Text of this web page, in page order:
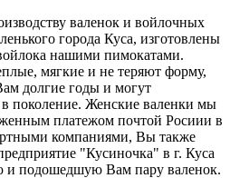
валенок и войлочных
города Куса, изготовлены
нашими пимокатами.
мягкие и не теряют форму,
долгие годы и могут
в поколение. Женские валенки мы
платежом почтой Росиии в
компаниями, Вы также
"Кусиночка" в г. Куса
подошедшую Вам пару валенок.